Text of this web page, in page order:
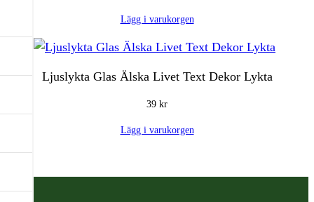
Lägg i varukorgen
Ljuslykta Glas Älska Livet Text Dekor Lykta
39 kr
Lägg i varukorgen